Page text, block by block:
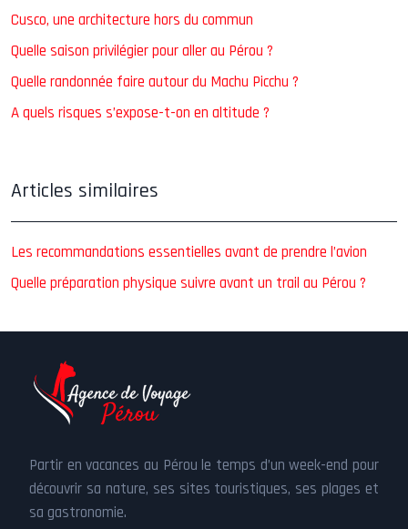
Cusco, une architecture hors du commun
Quelle saison privilégier pour aller au Pérou ?
Quelle randonnée faire autour du Machu Picchu ?
A quels risques s’expose-t-on en altitude ?
Articles similaires
Les recommandations essentielles avant de prendre l’avion
Quelle préparation physique suivre avant un trail au Pérou ?
Partir en vacances au Pérou le temps d’un week-end pour
découvrir sa nature, ses sites touristiques, ses plages et
sa gastronomie.